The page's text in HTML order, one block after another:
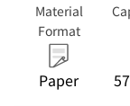
Material
Format
Paper